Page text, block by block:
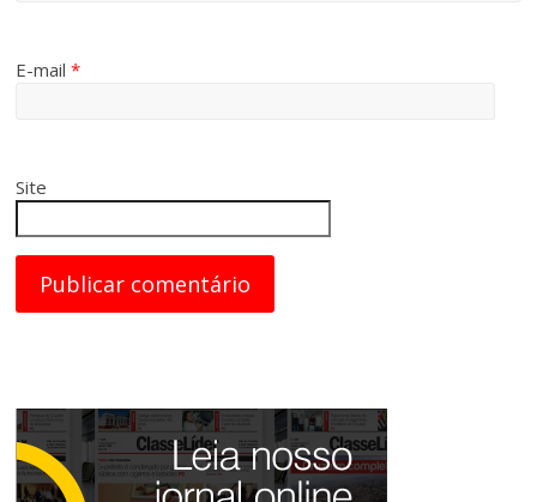
E-mail*
Site